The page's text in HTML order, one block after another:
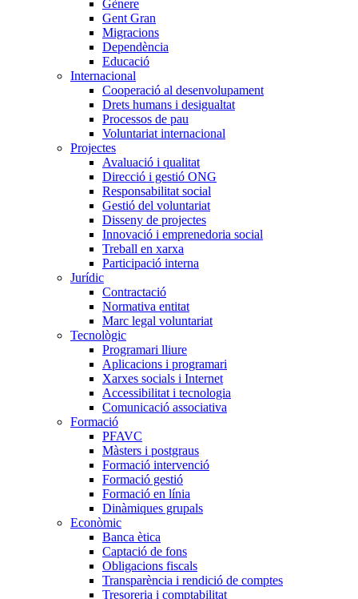
Gènere
Gent Gran
Migracions
Dependència
Educació
Internacional
Cooperació al desenvolupament
Drets humans i desigualtat
Processos de pau
Voluntariat internacional
Projectes
Avaluació i qualitat
Direcció i gestió ONG
Responsabilitat social
Gestió del voluntariat
Disseny de projectes
Innovació i emprenedoria social
Treball en xarxa
Participació interna
Jurídic
Contractació
Normativa entitat
Marc legal voluntariat
Tecnològic
Programari lliure
Aplicacions i programari
Xarxes socials i Internet
Accessibilitat i tecnologia
Comunicació associativa
Formació
PFAVC
Màsters i postgraus
Formació intervenció
Formació gestió
Formació en línia
Dinàmiques grupals
Econòmic
Banca ètica
Captació de fons
Obligacions fiscals
Transparència i rendició de comptes
Tresoreria i comptabilitat